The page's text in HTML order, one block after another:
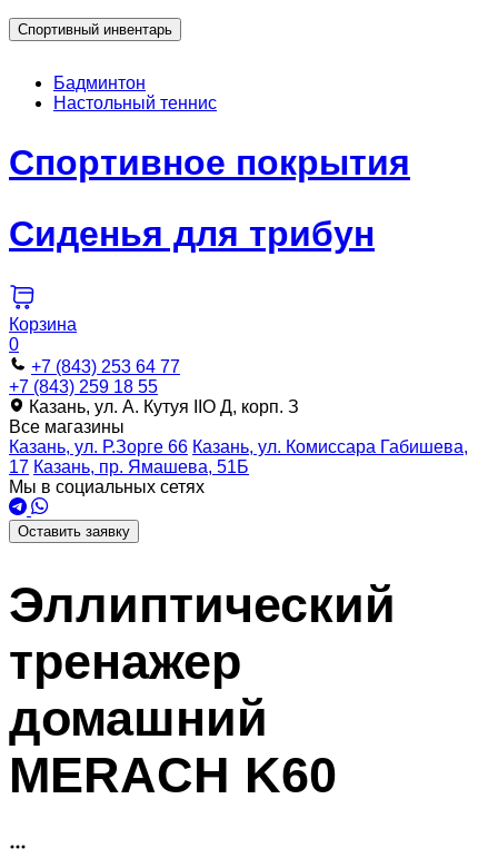
Спортивный инвентарь
Бадминтон
Настольный теннис
Спортивное покрытия
Сиденья для трибун
Корзина
0
+7 (843) 253 64 77
+7 (843) 259 18 55
Казань, ул. А. Кутуя IIO Д, корп. З
Все магазины
Казань, ул. Р.Зорге 66 Казань, ул. Комиссара Габишева,
17 Казань, пр. Ямашева, 51Б
Мы в социальных сетях
Оставить заявку
Эллиптический
тренажер
домашний
MERACH K60